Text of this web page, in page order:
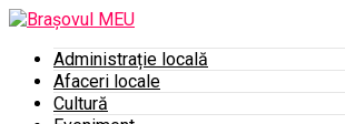
Administrație locală
Afaceri locale
Cultură